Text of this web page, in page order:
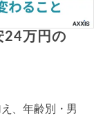
24万円の
、年齢別・男